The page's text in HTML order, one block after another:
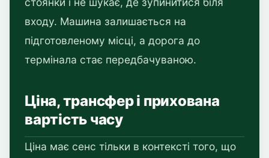
входу. Машина залишається на
підготовленому місці, а дорога до
термінала стає передбачуваною.
Ціна, трансфер і прихована
вартість часу
Ціна має сенс тільки в контексті того, що